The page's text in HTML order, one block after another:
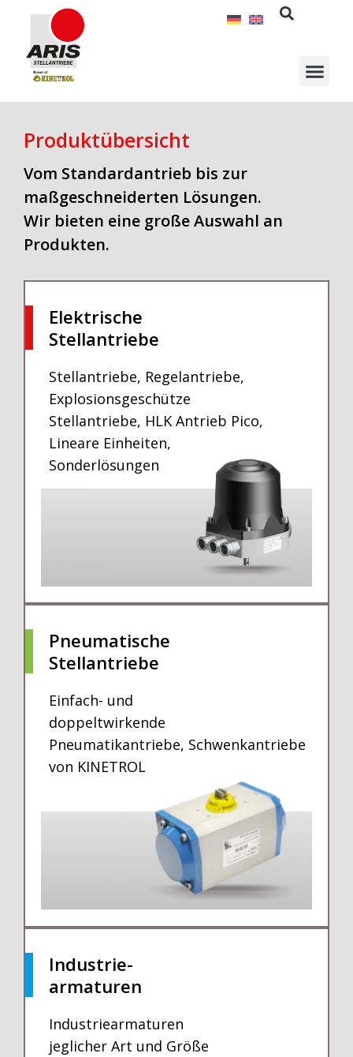
springen
Produktübersicht
Vom Standardantrieb bis zur
maßgeschneiderten Lösungen.
Wir bieten eine große Auswahl an
Produkten.
Elektrische
Stellantriebe
Stellantriebe, Regelantriebe,
Explosionsgeschütze
Stellantriebe, HLK Antrieb Pico,
Lineare Einheiten,
Sonderlösungen
Pneumatische
Stellantriebe
Einfach- und
doppeltwirkende
Pneumatikantriebe, Schwenkantriebe
von KINETROL
Industrie-
armaturen
Industriearmaturen
jeglicher Art und Größe